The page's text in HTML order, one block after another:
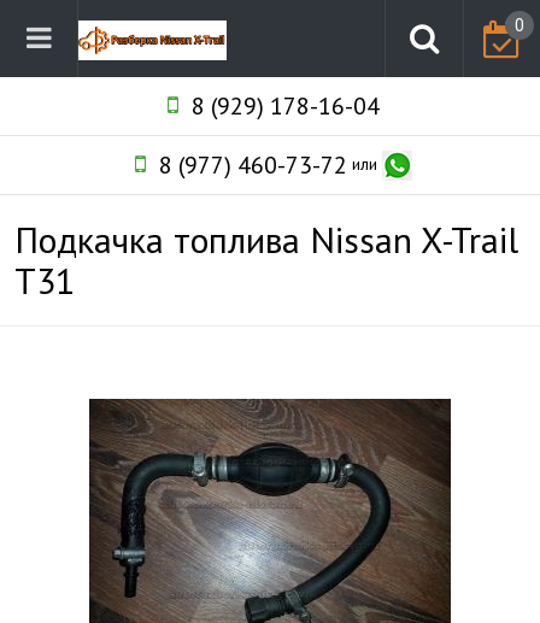
0
8 (929) 178-16-04
8 (977) 460-73-72 или
Подкачка топлива Nissan X-Trail
T31